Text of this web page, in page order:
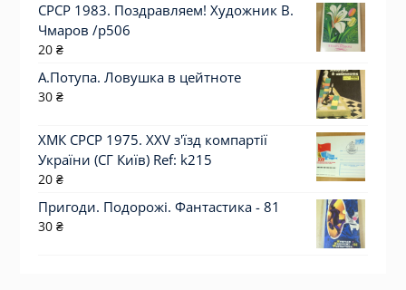
СРСР 1983. Поздравляем! Художник В.
Чмаров /р506
20 ₴
А.Потупа. Ловушка в цейтноте
30 ₴
ХМК СРСР 1975. XXV з'їзд компартії
України (СГ Київ) Ref: k215
20 ₴
Пригоди. Подорожі. Фантастика - 81
30 ₴